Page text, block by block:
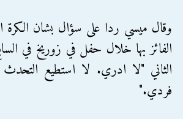
وقال ميسي ردا على سؤال بشان الكرة
الفائز بها خلال حفل في زوريخ في
الثاني "لا ادري. لا استطيع
فردي."